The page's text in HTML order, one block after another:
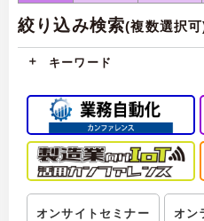
絞り込み検索(複数選択
キーワード
オンサイトセミナー オン